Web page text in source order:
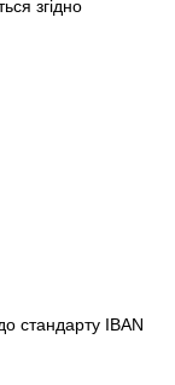
згідно
стандарту IBAN